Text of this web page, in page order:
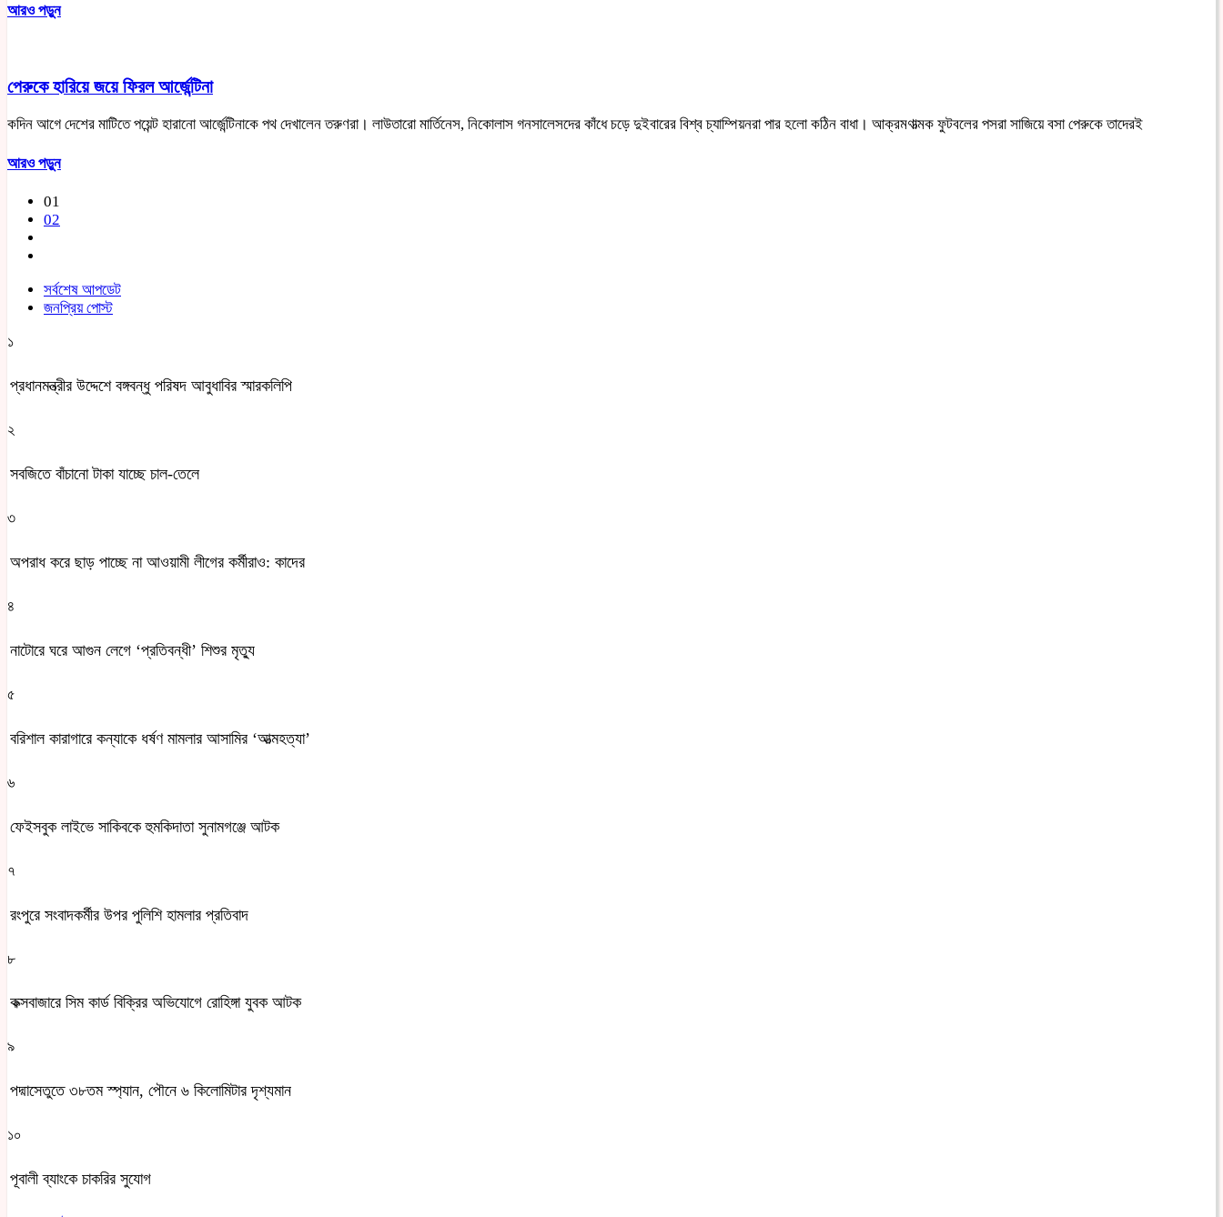
আরও পড়ুন
পেরুকে হারিয়ে জয়ে ফিরল আর্জেন্টিনা
কদিন আগে দেশের মাটিতে পয়েন্ট হারানো আর্জেন্টিনাকে পথ দেখালেন তরুণরা। লাউতারো মার্তিনেস, নিকোলাস গনসালেসদের কাঁধে চড়ে দুইবারের বিশ্ব চ্যাম্পিয়নরা পার হলো কঠিন বাধা। আক্রমণাত্মক ফুটবলের পসরা সাজিয়ে বসা পেরুকে তাদেরই
আরও পড়ুন
01
02
সর্বশেষ আপডেট
জনপ্রিয় পোস্ট
১
প্রধানমন্ত্রীর উদ্দেশে বঙ্গবন্ধু পরিষদ আবুধাবির স্মারকলিপি
২
সবজিতে বাঁচানো টাকা যাচ্ছে চাল-তেলে
৩
অপরাধ করে ছাড় পাচ্ছে না আওয়ামী লীগের কর্মীরাও: কাদের
৪
নাটোরে ঘরে আগুন লেগে ‘প্রতিবন্ধী’ শিশুর মৃত্যু
৫
বরিশাল কারাগারে কন্যাকে ধর্ষণ মামলার আসামির ‘আত্মহত্যা’
৬
ফেইসবুক লাইভে সাকিবকে হুমকিদাতা সুনামগঞ্জে আটক
৭
রংপুরে সংবাদকর্মীর উপর পুলিশি হামলার প্রতিবাদ
৮
কক্সবাজারে সিম কার্ড বিক্রির অভিযোগে রোহিঙ্গা যুবক আটক
৯
পদ্মাসেতুতে ৩৮তম স্প্যান, পৌনে ৬ কিলোমিটার দৃশ্যমান
১০
পূবালী ব্যাংকে চাকরির সুযোগ